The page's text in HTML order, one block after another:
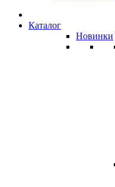
Каталог
Новинки